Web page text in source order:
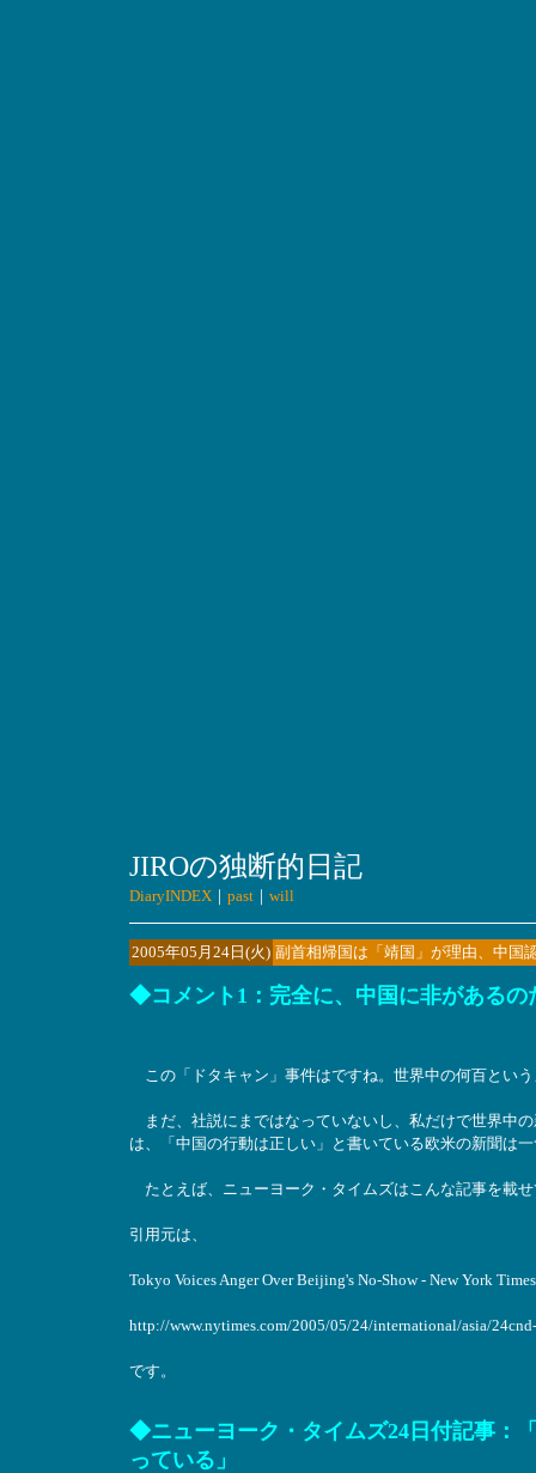
JIROの独断的日記
DiaryINDEX｜ past｜ will
2005年05月24日(火) 副首相帰国は「靖国」が理由、中国
◆コメント1：完全に、中国に非があるの
この「ドタキャン」事件はですね。世界中の何百とい
まだ、社説にまではなっていないし、私だけで世界中
は、「中国の行動は正しい」と書いている欧米の新聞は
たとえば、ニューヨーク・タイムズはこんな記事を載
引用元は、
Tokyo Voices Anger Over Beijing's No-Show - New York Times
http://www.nytimes.com/2005/05/24/international/asia/
です。
◆ニューヨーク・タイムズ24日付記事：
っている」